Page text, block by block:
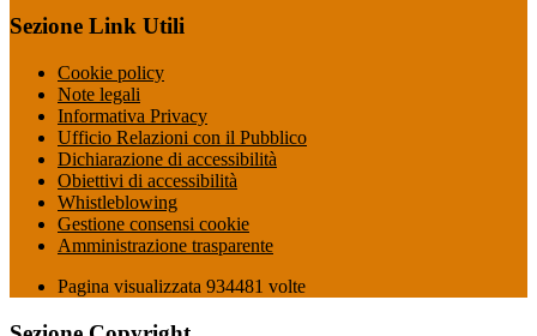
Sezione Link Utili
Cookie policy
Note legali
Informativa Privacy
Ufficio Relazioni con il Pubblico
Dichiarazione di accessibilità
Obiettivi di accessibilità
Whistleblowing
Gestione consensi cookie
Amministrazione trasparente
Pagina visualizzata 934481 volte